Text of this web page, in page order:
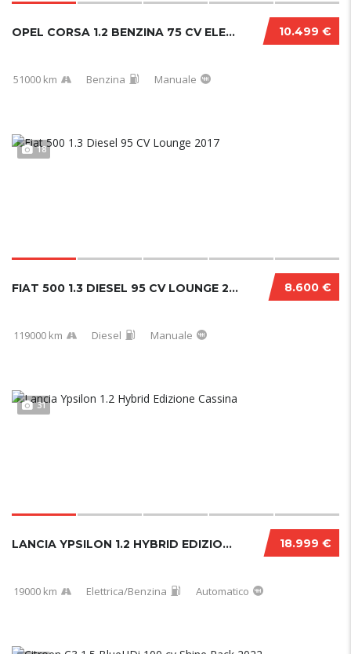
10.499 €
OPEL CORSA 1.2 BENZINA 75 CV ELEGANCE 2021
51000 km Benzina Manuale
18
8.600 €
FIAT 500 1.3 DIESEL 95 CV LOUNGE 2017
119000 km Diesel Manuale
31
18.999 €
LANCIA YPSILON 1.2 HYBRID EDIZIONE CASSINA
19000 km Elettrica/Benzina Automatico